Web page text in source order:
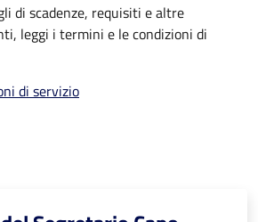
di scadenze, requisiti e altre
leggi i termini e le condizioni di
di servizio